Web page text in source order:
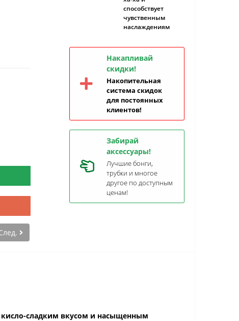
способствует
чувственным
наслаждениям
Накапливай
скидки!
Накопительная
система скидок
для постоянных
клиентов!
Забирай
аксессуары!
Лучшие бонги,
трубки и многое
другое по доступным
ценам!
сладким вкусом и насыщенным